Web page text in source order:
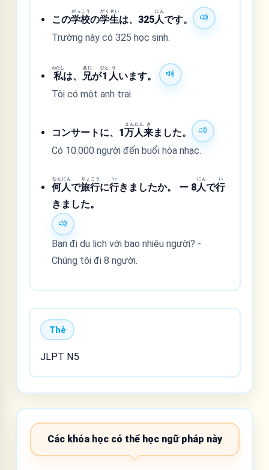
この学
がっ
校
こう
の学
がく
生
せい
は、325人
にん
です。
Trường này có 325 học sinh.
私
わたし
は、 兄
あに
が1
ひと
人
り
います。
Tôi có một anh trai.
コンサートに、1万
まん
人
にん
来
き
ました。
Có 10.000 người đến buổi hòa nhạc.
何
なん
人
にん
で旅
りょ
行
こう
に行
い
きましたか。 ー 8人
にん
で行
い
きました。
Bạn đi du lịch với bao nhiêu người? -
Chúng tôi đi 8 người.
Thẻ
JLPT N5
Các khóa học có thể học ngữ pháp này